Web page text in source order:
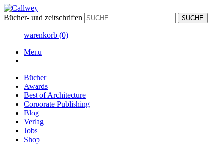
Bücher- und zeitschriften
warenkorb (0)
Menu
Bücher
Awards
Best of Architecture
Corporate Publishing
Blog
Verlag
Jobs
Shop